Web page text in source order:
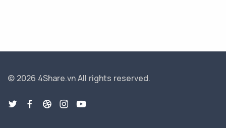
© 2026 4Share.vnAll rights reserved.